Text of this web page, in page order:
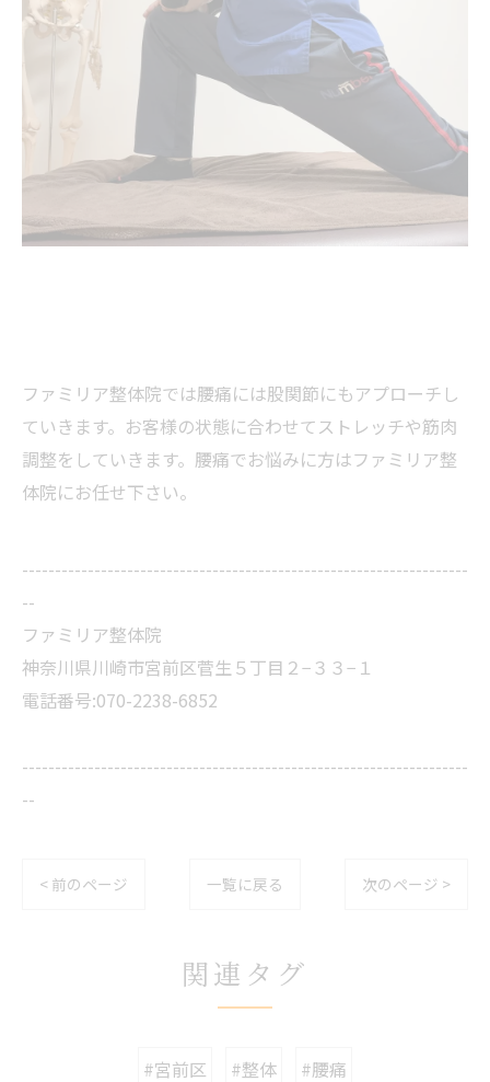
ファミリア整体院では腰痛には股関節にもアプローチし
ていきます。お客様の状態に合わせてストレッチや筋肉
調整をしていきます。腰痛でお悩みに方はファミリア整
体院にお任せ下さい。
--------------------------------------------------------------------
--
ファミリア整体院
神奈川県川崎市宮前区菅生５丁目２−３３−１
電話番号:070-2238-6852
--------------------------------------------------------------------
--
< 前のページ 一覧に戻る 次のページ >
関連タグ
#宮前区 #整体 #腰痛